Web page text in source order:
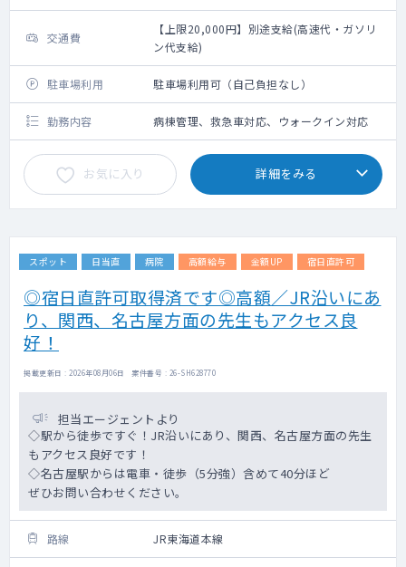
交通費
【上限20,000円】別途支給(高速代・ガソリ
ン代支給)
駐車場利用 駐車場利用可（自己負担なし）
勤務内容 病棟管理、救急車対応、ウォークイン対応
お気に入り 詳細をみる
スポット 日当直 病院 高額給与 金額UP 宿日直許可
◎宿日直許可取得済です◎高額／JR沿いにあ
り、関西、名古屋方面の先生もアクセス良
好！
掲載更新日 : 2026年08月06日 案件番号 : 26-SH628770
担当エージェントより
◇駅から徒歩ですぐ！JR沿いにあり、関西、名古屋方面の先生
もアクセス良好です！
◇名古屋駅からは電車・徒歩（5分強）含めて40分ほど
ぜひお問い合わせください。
路線 JR東海道本線